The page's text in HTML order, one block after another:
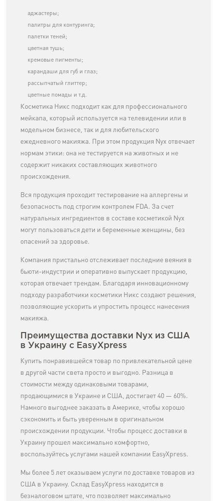
аджастеры;
палитры для контуринга;
палетки теней;
цветная тушь;
кремовые пигменты;
карандаши для губ и глаз;
рассыпчатый глиттер;
цветные помады и т.д.
Косметика Никс подходит как для профессионального
мейкапа, который используется на телевидении или в
модельном бизнесе, так и для любительского
ежедневного макияжа. При этом продукция Nyx отвечает
нормам этики: она не тестируется на животных и не
содержит никаких составляющих животного
происхождения.
Вся продукция проходит тестирование на аллергены и
безопасность под строгим контролем FDA. За счет
натуральных ингредиентов в составе косметикой Nyx
могут пользоваться дети и беременные женщины, без
опасений за здоровье.
Компания пристально отслеживает последние веяния в
бьюти-индустрии и оперативно выпускает продукцию,
которая отвечает трендам. Благодаря инновационному
подходу разработчики косметики Никс создают решения,
позволяющие ускорить и упростить процесс нанесения
макияжа.
Преимущества доставки Nyx из США
в Украину с EasyXpress
Купить понравившейся товар по привлекательной цене
в другой части света просто и выгодно. Разница в
стоимости между одинаковыми товарами,
продающимися в Украине и США, достигает 40 — 60%.
Намного выгоднее заказать в Америке, чтобы хорошо
сэкономить и быть уверенным в оригинальном
происхождении продукции. Чтобы процесс доставки в
Украину прошел максимально комфортно,
воспользуйтесь услугами нашей компании EasyXpress.
Мы более 5 лет оказываем услуги по доставке товаров из
США в Украину. Склад EasyXpress находится в
безналоговом штате, что позволяет максимально